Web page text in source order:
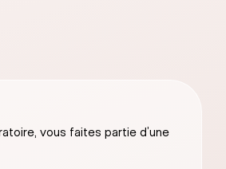
vous faites partie d’une